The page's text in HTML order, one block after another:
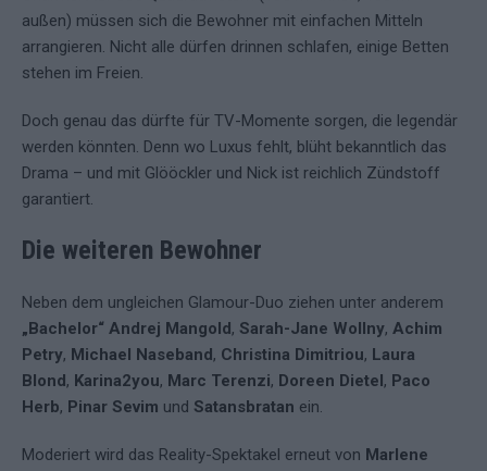
außen) müssen sich die Bewohner mit einfachen Mitteln
arrangieren. Nicht alle dürfen drinnen schlafen, einige Betten
stehen im Freien.
Doch genau das dürfte für TV-Momente sorgen, die legendär
werden könnten. Denn wo Luxus fehlt, blüht bekanntlich das
Drama – und mit Glööckler und Nick ist reichlich Zündstoff
garantiert.
Die weiteren Bewohner
Neben dem ungleichen Glamour-Duo ziehen unter anderem
„Bachelor“ Andrej Mangold , Sarah-Jane Wollny, Achim
Petry, Michael Naseband , Christina Dimitriou, Laura
Blond , Karina2you, Marc Terenzi, Doreen Dietel , Paco
Herb, Pinar Sevim und Satansbratan ein.
Moderiert wird das Reality-Spektakel erneut von Marlene